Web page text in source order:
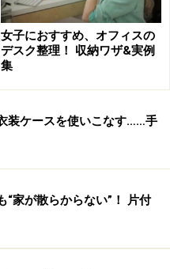
女子におすすめ、オフィスの
デスク整理！ 収納ワザ&実例
集
装ケースを使いこなす……手
“家が散らからない”！ 片付